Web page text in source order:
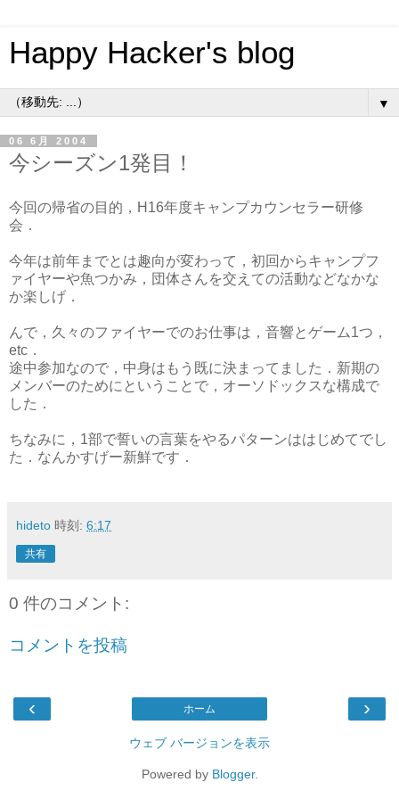
Happy Hacker's blog
▼
06 6月 2004
今シーズン1発目！
今回の帰省の目的，H16年度キャンプカウンセラー研修
会．
今年は前年までとは趣向が変わって，初回からキャンプフ
ァイヤーや魚つかみ，団体さんを交えての活動などなかな
か楽しげ．
んで，久々のファイヤーでのお仕事は，音響とゲーム1つ，
etc．
途中参加なので，中身はもう既に決まってました．新期の
メンバーのためにということで，オーソドックスな構成で
した．
ちなみに，1部で誓いの言葉をやるパターンははじめてでし
た．なんかすげー新鮮です．
hideto 時刻: 6:17
共有
0 件のコメント:
コメントを投稿
‹ ›
ホーム
ウェブ バージョンを表示
Powered by Blogger.